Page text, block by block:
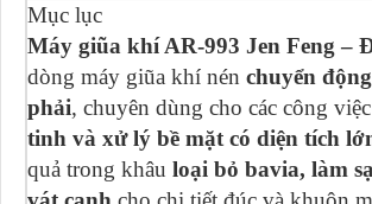
Mục lục
Máy giũa khí AR-993 Jen Feng –
dòng máy giũa khí nén chuyển
phải, chuyên dùng cho các công việc
tinh và xử lý bề mặt có diện tích
quả trong khâu loại bỏ bavia, làm